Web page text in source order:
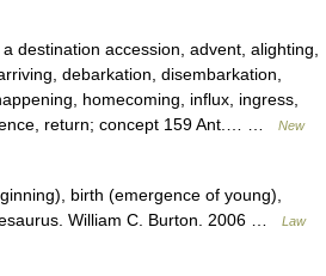
destination accession, advent, alighting,
debarkation, disembarkation,
homecoming, influx, ingress,
return; concept 159 Ant.… …
New
birth (emergence of young),
William C. Burton. 2006 …
Law